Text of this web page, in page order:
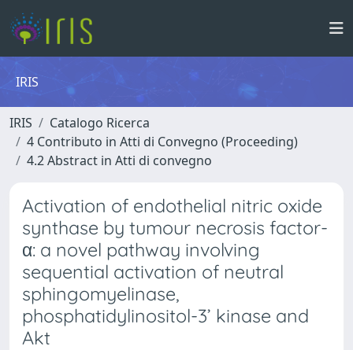
IRIS
IRIS
Catalogo Ricerca
4 Contributo in Atti di Convegno (Proceeding)
4.2 Abstract in Atti di convegno
Activation of endothelial nitric oxide
synthase by tumour necrosis factor-
α: a novel pathway involving
sequential activation of neutral
sphingomyelinase,
phosphatidylinositol-3’ kinase and
Akt